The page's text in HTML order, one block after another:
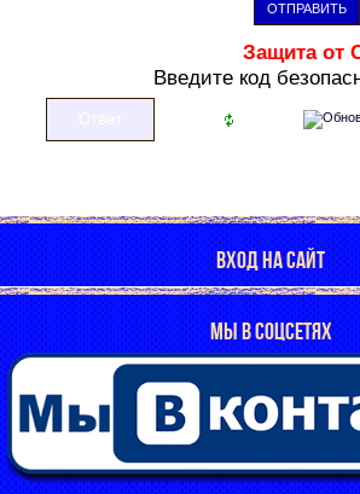
ОТПРАВИТЬ
Защита
Введите код
ВХОД НА САЙТ
МЫ В СОЦСЕТЯХ